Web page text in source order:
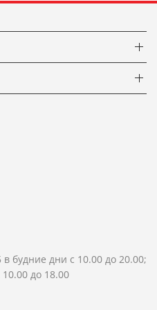
будние дни с 10.00 до 20.00;
до 18.00